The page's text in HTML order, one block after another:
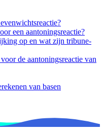
een aantoningsreactie?
op en wat zijn tribune-
de aantoningsreactie van
van basen